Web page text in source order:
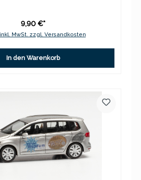
9,90 €*
MwSt. zzgl. Versandkosten
In den Warenkorb